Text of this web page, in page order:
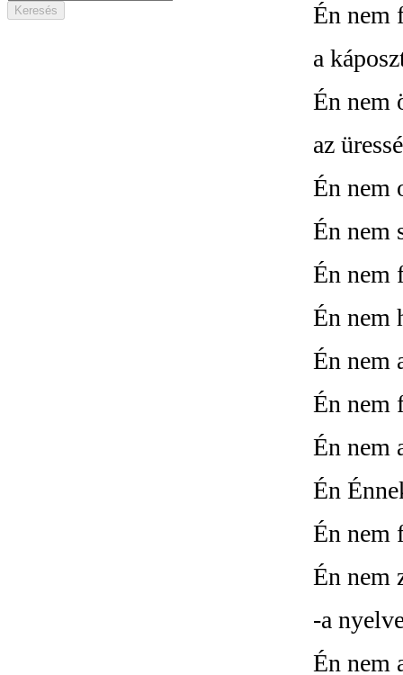
Én nem
a
Én nem
az
Én nem
Én nem
Én nem
Én nem
Én nem
Én nem
Én nem
Én
Én nem
Én nem
-a
Én nem